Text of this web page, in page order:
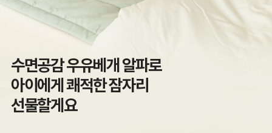
수면공감 우유베개 알파로
아이에게 쾌적한 잠자리
선물할게요